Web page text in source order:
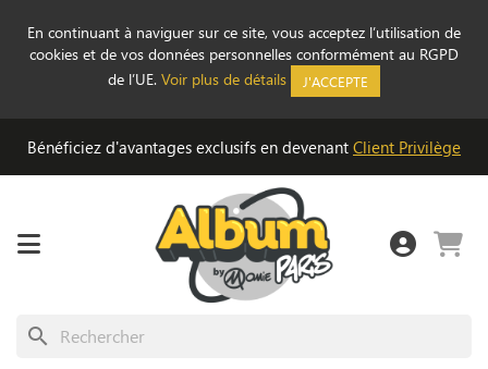
En continuant à naviguer sur ce site, vous acceptez l’utilisation de
cookies et de vos données personnelles conformément au RGPD
de l’UE. Voir plus de détails J'ACCEPTE
Bénéficiez d'avantages exclusifs en devenant Client Privilège
search